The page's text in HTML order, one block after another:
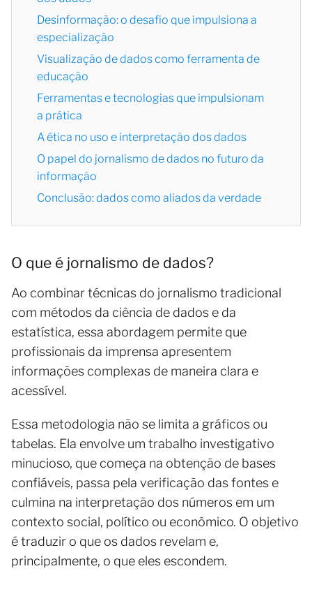
Desinformação: o desafio que impulsiona a
especialização
Visualização de dados como ferramenta de
educação
Ferramentas e tecnologias que impulsionam
a prática
A ética no uso e interpretação dos dados
O papel do jornalismo de dados no futuro da
informação
Conclusão: dados como aliados da verdade
O que é jornalismo de dados?
Ao combinar técnicas do jornalismo tradicional
com métodos da ciência de dados e da
estatística, essa abordagem permite que
profissionais da imprensa apresentem
informações complexas de maneira clara e
acessível.
Essa metodologia não se limita a gráficos ou
tabelas. Ela envolve um trabalho investigativo
minucioso, que começa na obtenção de bases
confiáveis, passa pela verificação das fontes e
culmina na interpretação dos números em um
contexto social, político ou econômico. O objetivo
é traduzir o que os dados revelam e,
principalmente, o que eles escondem.